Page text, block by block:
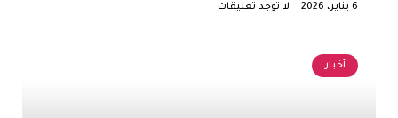
6 يناير، 2026 لا توجد تعليقات
أخبار